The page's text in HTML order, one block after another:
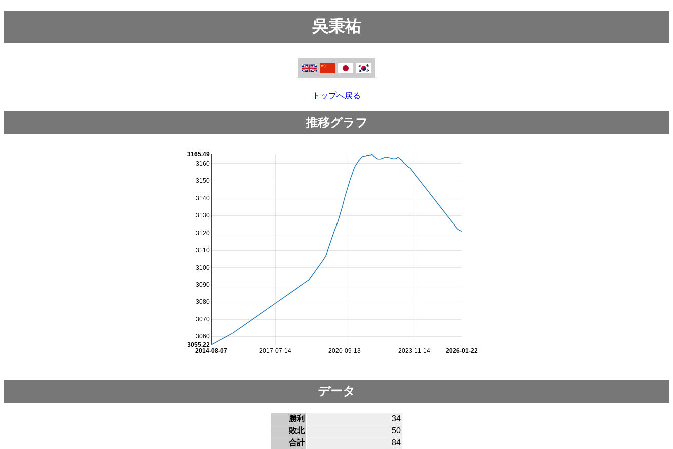
吳秉祐
トップへ戻る
推移グラフ
2017-07-14 2020-09-13 2023-11-14
2014-08-07 2026-01-22
3060
3070
3080
3090
3100
3110
3120
3130
3140
3150
3160
3055.22
3165.49
データ
勝利
34
敗北
50
合計
84